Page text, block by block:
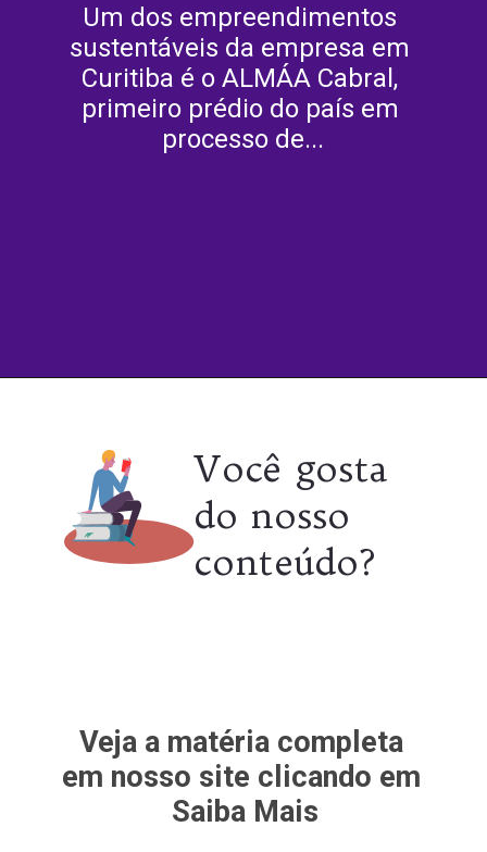
Um dos empreendimentos
sustentáveis da empresa em
Curitiba é o ALMÁA Cabral,
primeiro prédio do país em
processo de...
Você gosta
do nosso
conteúdo?
Veja a matéria completa
em nosso site clicando em
Saiba Mais